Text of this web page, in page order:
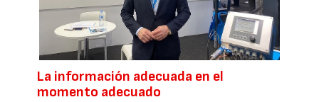
La información adecuada en el
momento adecuado